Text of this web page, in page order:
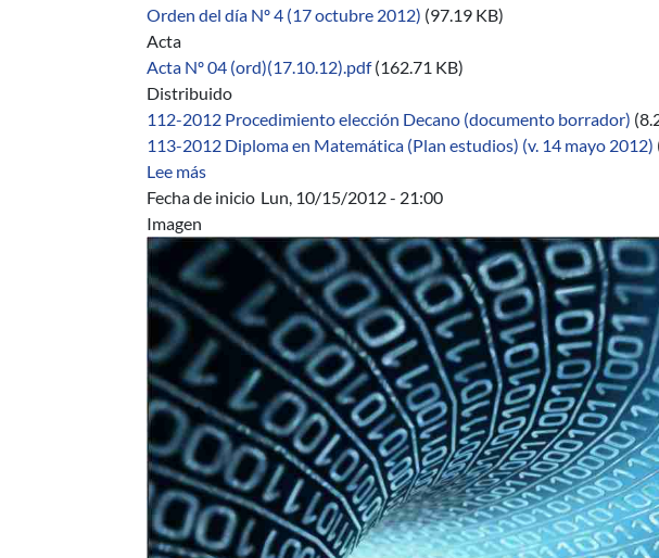
Orden del día Nº 4 (17 octubre 2012) (97.19 KB)
Acta
Acta Nº 04 (ord)(17.10.12).pdf (162.71 KB)
Distribuido
112-2012 Procedimiento elección Decano (documento borrador)
113-2012 Diploma en Matemática (Plan estudios) (v. 14 mayo 2012)
Lee mássobre 04/2012-2014
Fecha de inicio Lun, 10/15/2012 - 21:00
Imagen